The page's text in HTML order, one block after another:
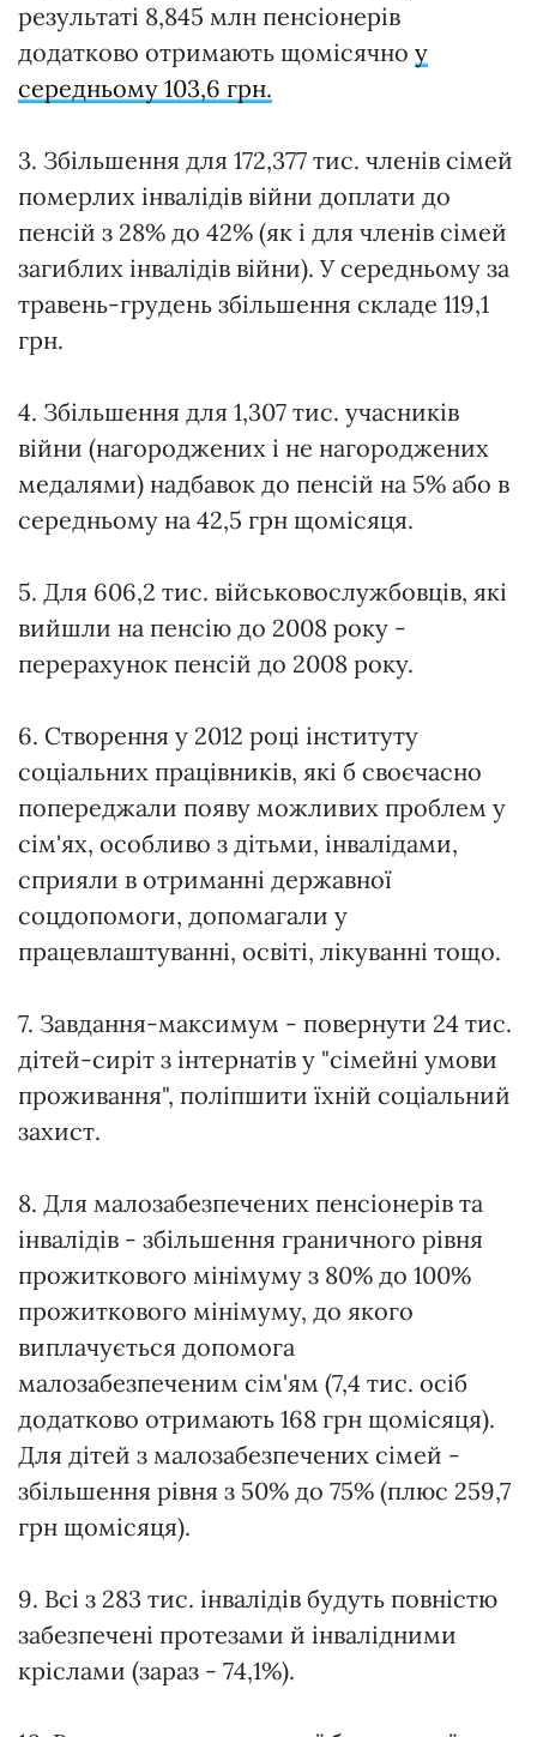
результаті 8,845 млн пенсіонерів
додатково отримають щомісячно у
середньому 103,6 грн.
3. Збільшення для 172,377 тис. членів сімей
померлих інвалідів війни доплати до
пенсій з 28% до 42% (як і для членів сімей
загиблих інвалідів війни). У середньому за
травень-грудень збільшення складе 119,1
грн.
4. Збільшення для 1,307 тис. учасників
війни (нагороджених і не нагороджених
медалями) надбавок до пенсій на 5% або в
середньому на 42,5 грн щомісяця.
5. Для 606,2 тис. військовослужбовців, які
вийшли на пенсію до 2008 року -
перерахунок пенсій до 2008 року.
6. Створення у 2012 році інституту
соціальних працівників, які б своєчасно
попереджали появу можливих проблем у
сім'ях, особливо з дітьми, інвалідами,
сприяли в отриманні державної
соцдопомоги, допомагали у
працевлаштуванні, освіті, лікуванні тощо.
7. Завдання-максимум - повернути 24 тис.
дітей-сиріт з інтернатів у "сімейні умови
проживання", поліпшити їхній соціальний
захист.
8. Для малозабезпечених пенсіонерів та
інвалідів - збільшення граничного рівня
прожиткового мінімуму з 80% до 100%
прожиткового мінімуму, до якого
виплачується допомога
малозабезпеченим сім'ям (7,4 тис. осіб
додатково отримають 168 грн щомісяця).
Для дітей з малозабезпечених сімей -
збільшення рівня з 50% до 75% (плюс 259,7
грн щомісяця).
9. Всі з 283 тис. інвалідів будуть повністю
забезпечені протезами й інвалідними
кріслами (зараз - 74,1%).